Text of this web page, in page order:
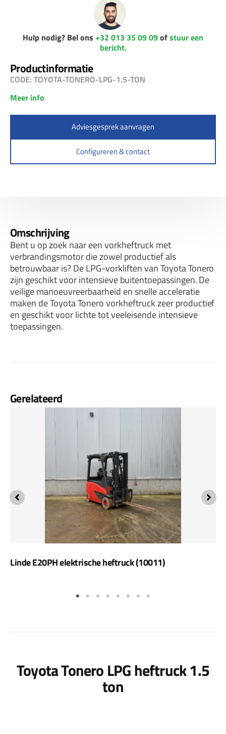
Hulp nodig? Bel ons +32 013 35 09 09ofstuur een
bericht.
Productinformatie
CODE: TOYOTA-TONERO-LPG-1.5-TON
Meer info
Adviesgesprek aanvragen
Configureren & contact
Omschrijving
Bent u op zoek naar een vorkheftruck met
verbrandingsmotor die zowel productief als
betrouwbaar is? De LPG-vorkliften van Toyota Tonero
zijn geschikt voor intensieve buitentoepassingen. De
veilige manoeuvreerbaarheid en snelle acceleratie
maken de Toyota Tonero vorkheftruck zeer productief
en geschikt voor lichte tot veeleisende intensieve
toepassingen.
Gerelateerd
Linde E20PH elektrische heftruck (10011)
Toyota Tonero LPG heftruck 1.5
ton